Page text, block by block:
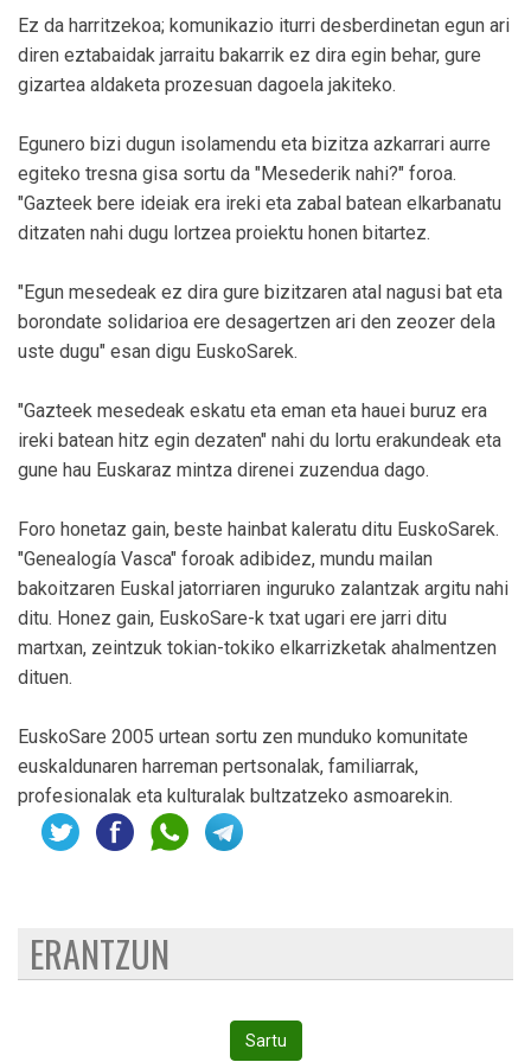
Ez da harritzekoa; komunikazio iturri desberdinetan egun ari
diren eztabaidak jarraitu bakarrik ez dira egin behar, gure
gizartea aldaketa prozesuan dagoela jakiteko.
Egunero bizi dugun isolamendu eta bizitza azkarrari aurre
egiteko tresna gisa sortu da "Mesederik nahi?" foroa.
"Gazteek bere ideiak era ireki eta zabal batean elkarbanatu
ditzaten nahi dugu lortzea proiektu honen bitartez.
"Egun mesedeak ez dira gure bizitzaren atal nagusi bat eta
borondate solidarioa ere desagertzen ari den zeozer dela
uste dugu" esan digu EuskoSarek.
"Gazteek mesedeak eskatu eta eman eta hauei buruz era
ireki batean hitz egin dezaten" nahi du lortu erakundeak eta
gune hau Euskaraz mintza direnei zuzendua dago.
Foro honetaz gain, beste hainbat kaleratu ditu EuskoSarek.
"Genealogía Vasca" foroak adibidez, mundu mailan
bakoitzaren Euskal jatorriaren inguruko zalantzak argitu nahi
ditu. Honez gain, EuskoSare-k txat ugari ere jarri ditu
martxan, zeintzuk tokian-tokiko elkarrizketak ahalmentzen
dituen.
EuskoSare 2005 urtean sortu zen munduko komunitate
euskaldunaren harreman pertsonalak, familiarrak,
profesionalak eta kulturalak bultzatzeko asmoarekin.
ERANTZUN
Sartu